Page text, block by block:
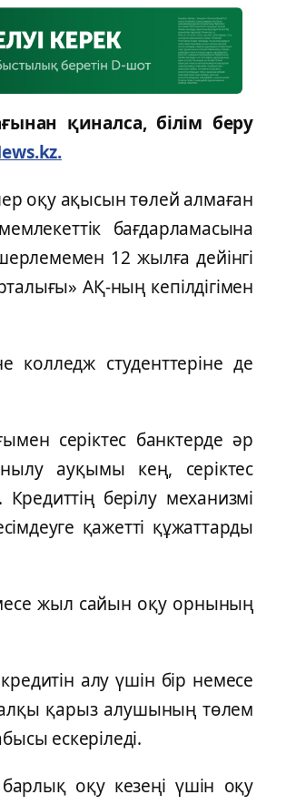
қиналса, білім беру
.
оқу ақысын төлей алмаған
бағдарламасына
12 жылға дейінгі
АҚ-ның кепілдігімен
колледж студенттеріне де
серіктес банктерде әр
ауқымы кең, серіктес
берілу механизмі
қажетті құжаттарды
жыл сайын оқу орнының
алу үшін бір немесе
қарыз алушының төлем
ескеріледі.
оқу кезеңі үшін оқу